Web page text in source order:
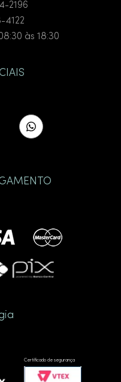
2196
4122
às 18:30
Certificado de segurança